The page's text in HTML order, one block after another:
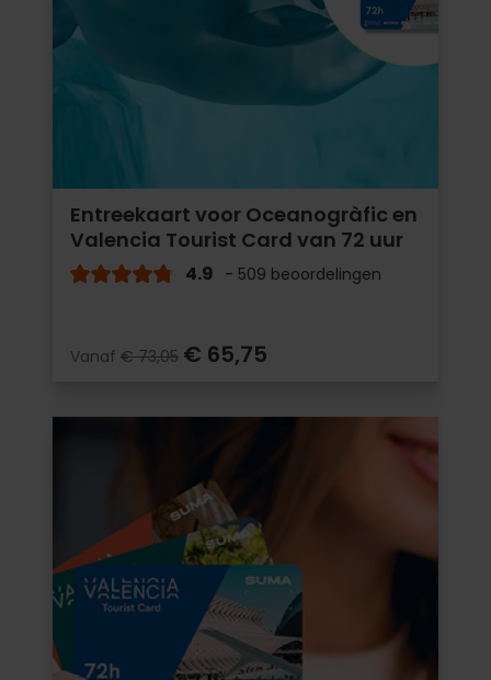
Entreekaart voor Oceanogràfic en
Valencia Tourist Card van 72 uur
4.9 - 509 beoordelingen
Vanaf € 73,05 € 65,75